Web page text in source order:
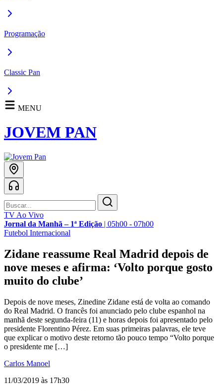
Programação
Classic Pan
MENU
JOVEM PAN
TV Ao Vivo
Jornal da Manhã – 1ª Edição | 05h00 - 07h00
Futebol Internacional
Zidane reassume Real Madrid depois de
nove meses e afirma: ‘Volto porque gosto
muito do clube’
Depois de nove meses, Zinedine Zidane está de volta ao comando
do Real Madrid. O francês foi anunciado pelo clube espanhol na
manhã deste segunda-feira (11) e horas depois foi apresentado pelo
presidente Florentino Pérez. Em suas primeiras palavras, ele teve
que explicar o motivo deste retorno tão pouco tempo “Volto porque
o presidente me […]
Carlos Manoel
11/03/2019 às 17h30